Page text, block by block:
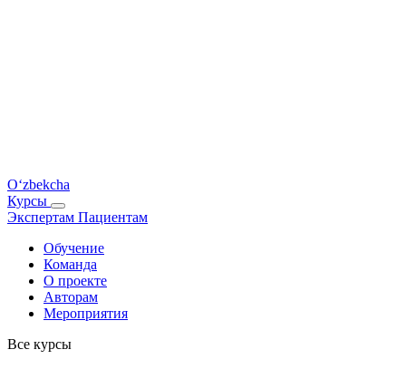
O‘zbekcha
Курсы
Экспертам Пациентам
Обучение
Команда
О проекте
Авторам
Мероприятия
Все курсы